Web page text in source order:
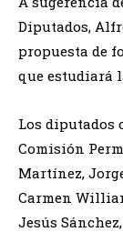
Diputados,
propuesta de
que estudiará
Los diputados
Comisión
Martínez,
Carmen
Jesús